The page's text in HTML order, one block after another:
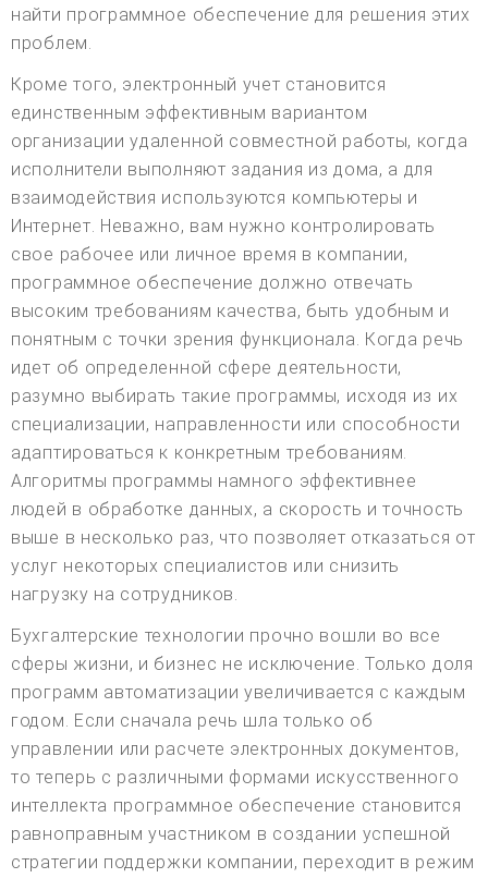
найти программное обеспечение для решения этих
проблем.
Кроме того, электронный учет становится
единственным эффективным вариантом
организации удаленной совместной работы, когда
исполнители выполняют задания из дома, а для
взаимодействия используются компьютеры и
Интернет. Неважно, вам нужно контролировать
свое рабочее или личное время в компании,
программное обеспечение должно отвечать
высоким требованиям качества, быть удобным и
понятным с точки зрения функционала. Когда речь
идет об определенной сфере деятельности,
разумно выбирать такие программы, исходя из их
специализации, направленности или способности
адаптироваться к конкретным требованиям.
Алгоритмы программы намного эффективнее
людей в обработке данных, а скорость и точность
выше в несколько раз, что позволяет отказаться от
услуг некоторых специалистов или снизить
нагрузку на сотрудников.
Бухгалтерские технологии прочно вошли во все
сферы жизни, и бизнес не исключение. Только доля
программ автоматизации увеличивается с каждым
годом. Если сначала речь шла только об
управлении или расчете электронных документов,
то теперь с различными формами искусственного
интеллекта программное обеспечение становится
равноправным участником в создании успешной
стратегии поддержки компании, переходит в режим